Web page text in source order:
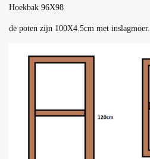
Hoekbak 96X98
de poten zijn 100X4.5cm met inslagmoer.